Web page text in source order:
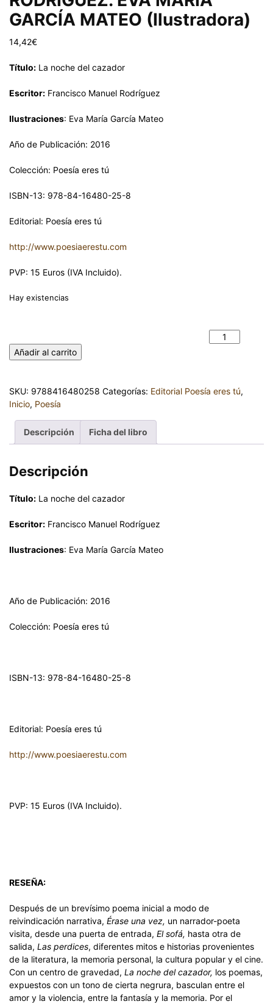
GARCÍA MATEO (Ilustradora)
14,42€
Título: La noche del cazador
Escritor: Francisco Manuel Rodríguez
Ilustraciones: Eva María García Mateo
Año de Publicación: 2016
Colección: Poesía eres tú
ISBN-13: 978-84-16480-25-8
Editorial: Poesía eres tú
http://www.poesiaerestu.com
PVP: 15 Euros (IVA Incluido).
Hay existencias
Añadir al carrito
SKU: 9788416480258 Categorías: Editorial Poesía eres tú,
Inicio, Poesía
Descripción Ficha del libro
Descripción
Título: La noche del cazador
Escritor: Francisco Manuel Rodríguez
Ilustraciones: Eva María García Mateo
Año de Publicación: 2016
Colección: Poesía eres tú
ISBN-13: 978-84-16480-25-8
Editorial: Poesía eres tú
http://www.poesiaerestu.com
PVP: 15 Euros (IVA Incluido).
RESEÑA:
Después de un brevísimo poema inicial a modo de
reivindicación narrativa, Érase una vez, un narrador-poeta
visita, desde una puerta de entrada, El sofá, hasta otra de
salida, Las perdices, diferentes mitos e historias provenientes
de la literatura, la memoria personal, la cultura popular y el cine.
Con un centro de gravedad, La noche del cazador, los poemas,
expuestos con un tono de cierta negrura, basculan entre el
amor y la violencia, entre la fantasía y la memoria. Por el